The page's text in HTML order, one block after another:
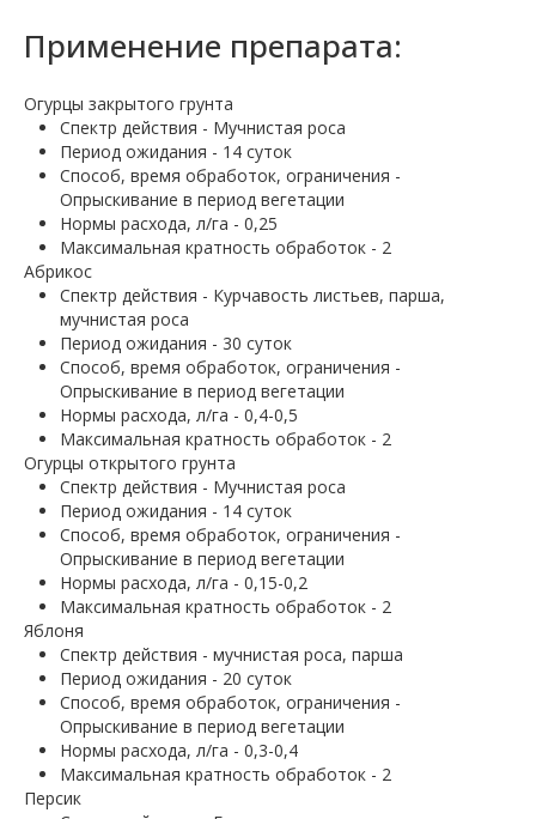
Применение препарата:
Огурцы закрытого грунта
Спектр действия - Мучнистая роса
Период ожидания - 14 суток
Способ, время обработок, ограничения -
Опрыскивание в период вегетации
Нормы расхода, л/га - 0,25
Максимальная кратность обработок - 2
Абрикос
Спектр действия - Курчавость листьев, парша,
мучнистая роса
Период ожидания - 30 суток
Способ, время обработок, ограничения -
Опрыскивание в период вегетации
Нормы расхода, л/га - 0,4-0,5
Максимальная кратность обработок - 2
Огурцы открытого грунта
Спектр действия - Мучнистая роса
Период ожидания - 14 суток
Способ, время обработок, ограничения -
Опрыскивание в период вегетации
Нормы расхода, л/га - 0,15-0,2
Максимальная кратность обработок - 2
Яблоня
Спектр действия - мучнистая роса, парша
Период ожидания - 20 суток
Способ, время обработок, ограничения -
Опрыскивание в период вегетации
Нормы расхода, л/га - 0,3-0,4
Максимальная кратность обработок - 2
Персик